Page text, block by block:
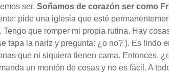
ser.Soñamos de corazón ser como
pide una iglesia que esté
que romper mi propia rutina. Hay
tapa la nariz y pregunta: ¿o no? ). Es lindo
que ni siquiera tienen cama. Entonces,
un montón de cosas y no es fácil. A